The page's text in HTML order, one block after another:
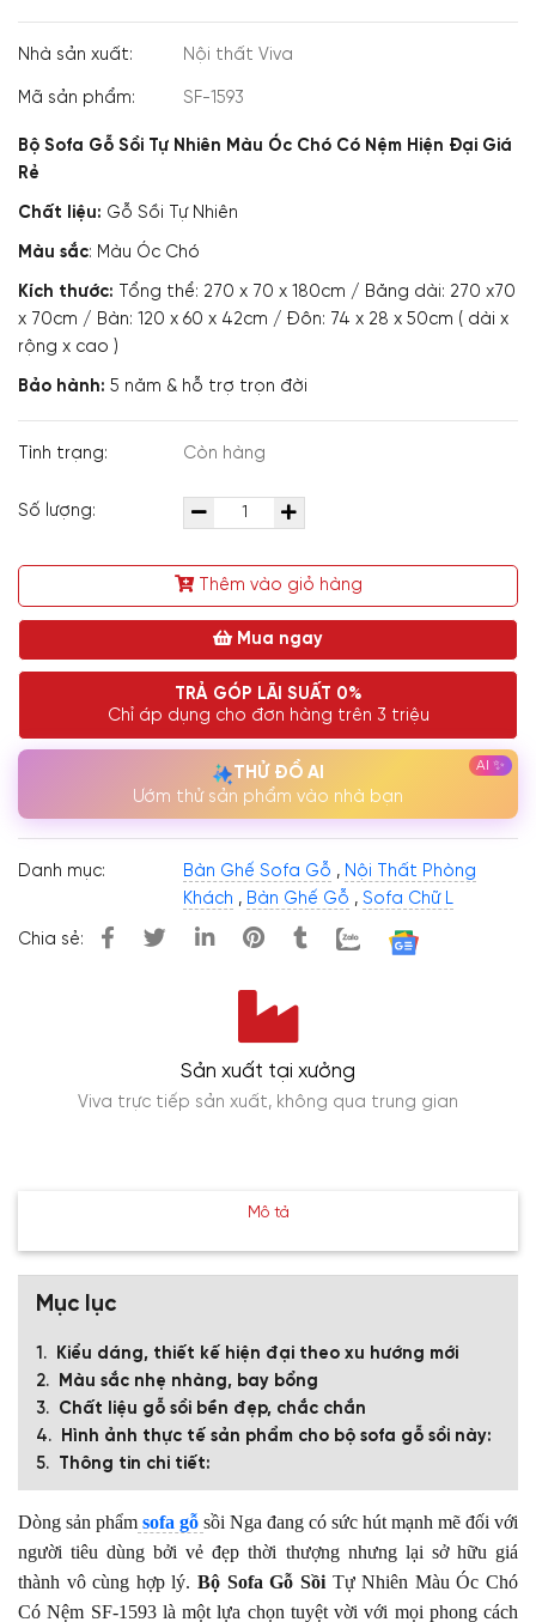
Nhà sản xuất: Nội thất Viva
Mã sản phẩm: SF-1593
Bộ Sofa Gỗ Sồi Tự Nhiên Màu Óc Chó Có Nệm Hiện Đại Giá
Rẻ
Chất liệu: Gỗ Sồi Tự Nhiên
Màu sắc: Màu Óc Chó
Kích thước: Tổng thể: 270 x 70 x 180cm / Băng dài: 270 x70
x 70cm / Bàn: 120 x 60 x 42cm / Đôn: 74 x 28 x 50cm ( dài x
rộng x cao )
Bảo hành: 5 năm & hỗ trợ trọn đời
Tình trạng: Còn hàng
Số lượng:
Thêm vào giỏ hàng
Mua ngay
TRẢ GÓP LÃI SUẤT 0%
Chỉ áp dụng cho đơn hàng trên 3 triệu
THỬ ĐỒ AI
Ướm thử sản phẩm vào nhà bạn
Danh mục: Bàn Ghế Sofa Gỗ , Nội Thất Phòng
Khách , Bàn Ghế Gỗ ,Sofa Chữ L
Chia sẻ:
Sản xuất tại xưởng
Viva trực tiếp sản xuất, không qua trung gian
Mô tả
Mục lục
Kiểu dáng, thiết kế hiện đại theo xu hướng mới
Màu sắc nhẹ nhàng, bay bổng
Chất liệu gỗ sồi bền đẹp, chắc chắn
Hình ảnh thực tế sản phẩm cho bộ sofa gỗ sồi này:
Thông tin chi tiết:
Dòng sản phẩm sofa gỗ sồi Nga đang có sức hút mạnh mẽ đối với
người tiêu dùng bởi vẻ đẹp thời thượng nhưng lại sở hữu giá
thành vô cùng hợp lý.Bộ Sofa Gỗ SồiTự Nhiên Màu Óc Chó
Có Nệm SF-1593 là một lựa chọn tuyệt vời với mọi phong cách